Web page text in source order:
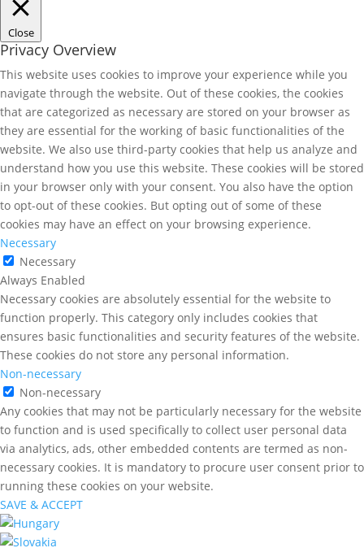
Close
Privacy Overview
This website uses cookies to improve your experience while you
navigate through the website. Out of these cookies, the cookies
that are categorized as necessary are stored on your browser as
they are essential for the working of basic functionalities of the
website. We also use third-party cookies that help us analyze and
understand how you use this website. These cookies will be stored
in your browser only with your consent. You also have the option
to opt-out of these cookies. But opting out of some of these
cookies may have an effect on your browsing experience.
Necessary
Necessary
Always Enabled
Necessary cookies are absolutely essential for the website to
function properly. This category only includes cookies that
ensures basic functionalities and security features of the website.
These cookies do not store any personal information.
Non-necessary
Non-necessary
Any cookies that may not be particularly necessary for the website
to function and is used specifically to collect user personal data
via analytics, ads, other embedded contents are termed as non-
necessary cookies. It is mandatory to procure user consent prior to
running these cookies on your website.
SAVE & ACCEPT